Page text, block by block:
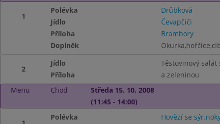
1
Polévka
Drůbková
Jídlo
Čevapčiči
Příloha
Brambory
Doplněk
2
Jídlo
Těstovinový salát
Příloha
a zeleninou
Menu
Chod
Středa 15. 10. 2008
(11:45 - 14:00)
Polévka
Hovězí se